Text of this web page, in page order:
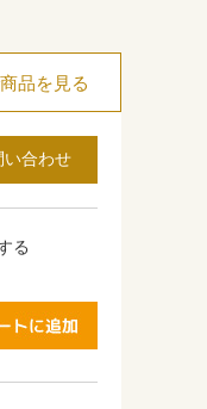
品を見る
い合わせ
る